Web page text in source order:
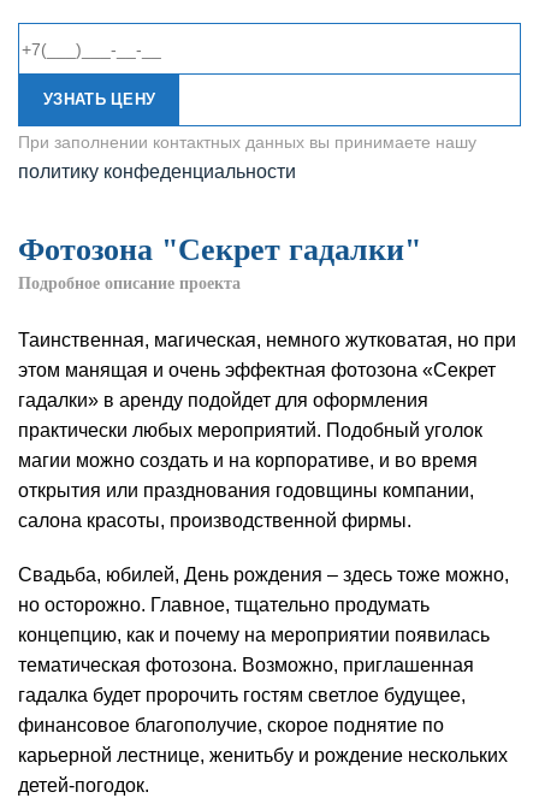
УЗНАТЬ ЦЕНУ
При заполнении контактных данных вы принимаете нашу
политику конфеденциальности
Фотозона "Секрет гадалки"
Подробное описание проекта
Таинственная, магическая, немного жутковатая, но при
этом манящая и очень эффектная фотозона «Секрет
гадалки» в аренду подойдет для оформления
практически любых мероприятий. Подобный уголок
магии можно создать и на корпоративе, и во время
открытия или празднования годовщины компании,
салона красоты, производственной фирмы.
Свадьба, юбилей, День рождения – здесь тоже можно,
но осторожно. Главное, тщательно продумать
концепцию, как и почему на мероприятии появилась
тематическая фотозона. Возможно, приглашенная
гадалка будет пророчить гостям светлое будущее,
финансовое благополучие, скорое поднятие по
карьерной лестнице, женитьбу и рождение нескольких
детей-погодок.